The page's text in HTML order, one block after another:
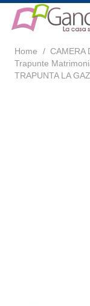
Home / CAMERA
Trapunte
TRAPUNTA LA